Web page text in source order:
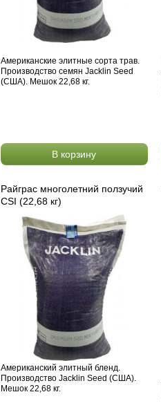
Американские элитные сорта трав.
Производство семян Jacklin Seed
(США). Мешок 22,68 кг.
В корзину
Райграс многолетний ползучий
CSI (22,68 кг)
Американский элитный бленд.
Производство Jacklin Seed (США).
Мешок 22,68 кг.